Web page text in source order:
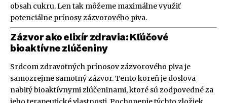
obsah cukru. Len tak môžeme maximálne využiť
potenciálne prínosy zázvorového piva.
Zázvor ako elixír zdravia: Kľúčové
bioaktívne zlúčeniny
Srdcom zdravotných prínosov zázvorového piva je
samozrejme samotný zázvor. Tento koreň je doslova
nabitý bioaktívnymi zlúčeninami, ktoré sú zodpovedné za